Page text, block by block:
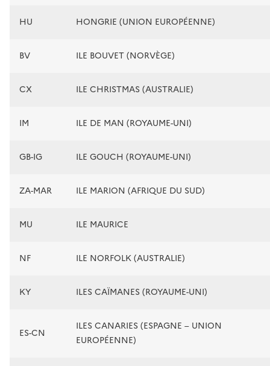
HU HONGRIE (UNION EUROPÉENNE)
BV ILE BOUVET (NORVÈGE)
CX ILE CHRISTMAS (AUSTRALIE)
IM ILE DE MAN (ROYAUME-UNI)
GB-IG ILE GOUCH (ROYAUME-UNI)
ZA-MAR ILE MARION (AFRIQUE DU SUD)
MU ILE MAURICE
NF ILE NORFOLK (AUSTRALIE)
KY ILES CAÏMANES (ROYAUME-UNI)
ES-CN
ILES CANARIES (ESPAGNE – UNION
EUROPÉENNE)